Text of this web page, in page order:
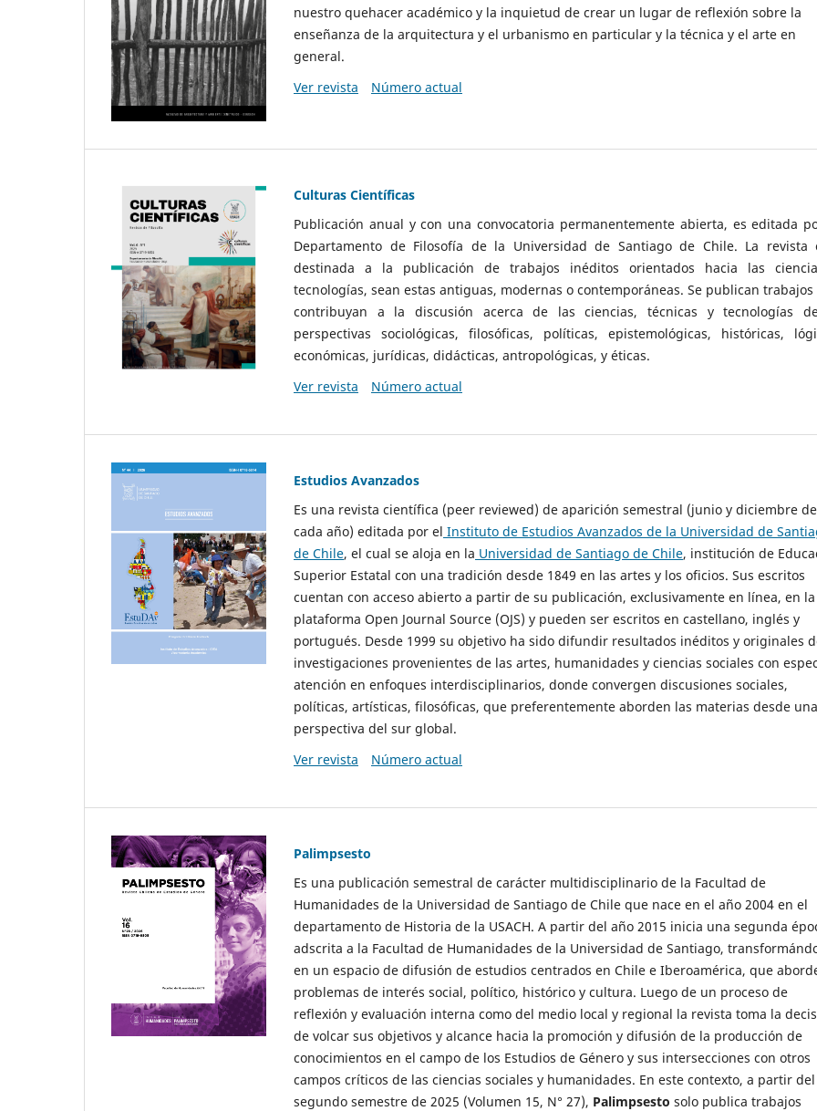
nuestro quehacer académico y la inquietud de crear un lugar de reflexión sobre la
enseñanza de la arquitectura y el urbanismo en particular y la técnica y el arte en
general.
Ver revista
Número actual
Culturas Científicas
Publicación anual y con una convocatoria permanentemente abierta, es editada
Departamento de Filosofía de la Universidad de Santiago de Chile. La revista
destinada a la publicación de trabajos inéditos orientados hacia las
tecnologías, sean estas antiguas, modernas o contemporáneas. Se publican
contribuyan a la discusión acerca de las ciencias, técnicas y tecnologías
perspectivas sociológicas, filosóficas, políticas, epistemológicas, históricas,
económicas, jurídicas, didácticas, antropológicas, y éticas.
Ver revista
Número actual
Estudios Avanzados
Es una revista científica (peer reviewed) de aparición semestral (junio y diciembre de
cada año) editada por el Instituto de Estudios Avanzados de la Universidad de
de Chile, el cual se aloja en la Universidad de Santiago de Chile, institución de
Superior Estatal con una tradición desde 1849 en las artes y los oficios. Sus escritos
cuentan con acceso abierto a partir de su publicación, exclusivamente en línea, en la
plataforma Open Journal Source (OJS) y pueden ser escritos en castellano, inglés y
portugués. Desde 1999 su objetivo ha sido difundir resultados inéditos y originales
investigaciones provenientes de las artes, humanidades y ciencias sociales con
atención en enfoques interdisciplinarios, donde convergen discusiones sociales,
políticas, artísticas, filosóficas, que preferentemente aborden las materias desde una
perspectiva del sur global.
Ver revista
Número actual
Palimpsesto
Es una publicación semestral de carácter multidisciplinario de la Facultad de
Humanidades de la Universidad de Santiago de Chile que nace en el año 2004 en el
departamento de Historia de la USACH. A partir del año 2015 inicia una segunda
adscrita a la Facultad de Humanidades de la Universidad de Santiago,
en un espacio de difusión de estudios centrados en Chile e Iberoamérica, que
problemas de interés social, político, histórico y cultura. Luego de un proceso de
reflexión y evaluación interna como del medio local y regional la revista toma la
de volcar sus objetivos y alcance hacia la promoción y difusión de la producción de
conocimientos en el campo de los Estudios de Género y sus intersecciones con otros
campos críticos de las ciencias sociales y humanidades. En este contexto, a partir del
segundo semestre de 2025 (Volumen 15, N° 27), Palimpsesto solo publica trabajos